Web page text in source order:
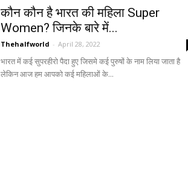
कौन कौन है भारत की महिला Super
Women? जिनके बारे में...
Thehalfworld - April 28, 2022
भारत में कई सुपरहीरो पैदा हुए जिसमे कई पुरुषों के नाम लिया जाता है
लेकिन आज हम आपको कई महिलाओं के...